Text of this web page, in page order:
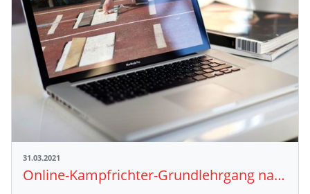
31.03.2021
Online-Kampfrichter-Grundlehrgang nach Ostern